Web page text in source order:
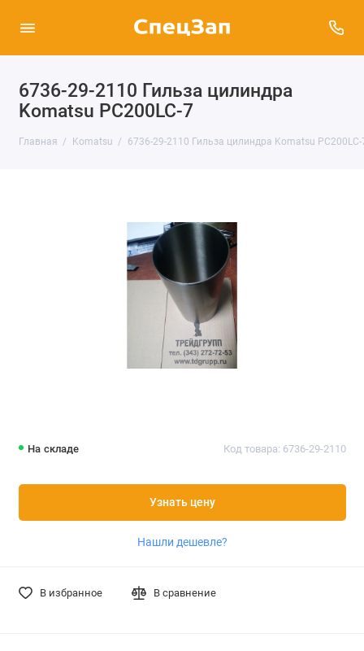
6736-29-2110 Гильза цилиндра
Komatsu PC200LC-7
Главная Komatsu 6736-29-2110 Гильза цилиндра Komatsu PC200LC-
На складе Код товара: 6736-29-2110
Узнать цену
Нашли дешевле?
В избранное В сравнение